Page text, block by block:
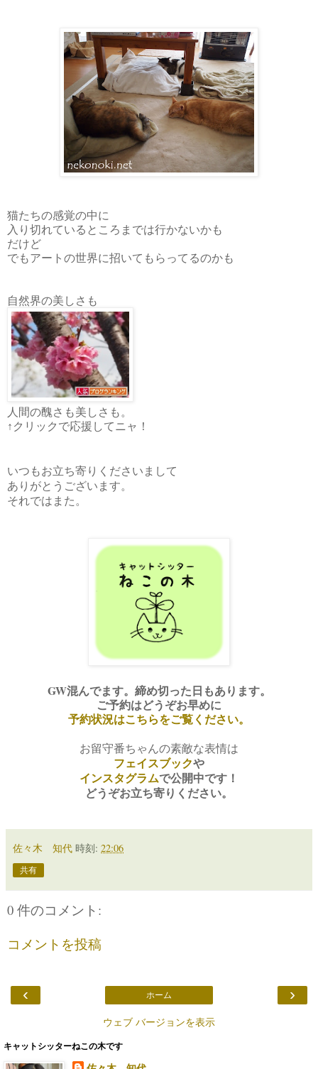
猫たちの感覚の中に
入り切れているところまでは行かないかも
だけど
でもアートの世界に招いてもらってるのかも
自然界の美しさも
人間の醜さも美しさも。
↑クリックで応援してニャ！
いつもお立ち寄りくださいまして
ありがとうございます。
それではまた。
GW混んでます。締め切った日もあります。
ご予約はどうぞお早めに
予約状況はこちらをご覧ください。
お留守番ちゃんの素敵な表情は
フェイスブックや
インスタグラムで公開中です！
どうぞお立ち寄りください。
佐々木 知代 時刻: 22:06
共有
0 件のコメント:
コメントを投稿
‹ ›
ホーム
ウェブ バージョンを表示
キャットシッターねこの木です